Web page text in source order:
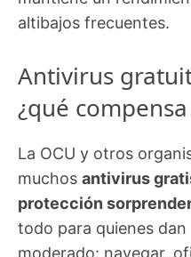
altibajos frecuentes.
Antivirus
¿qué
La OCU y otros
muchos antivirus
protección
todo para quienes dan
moderado: navegar,